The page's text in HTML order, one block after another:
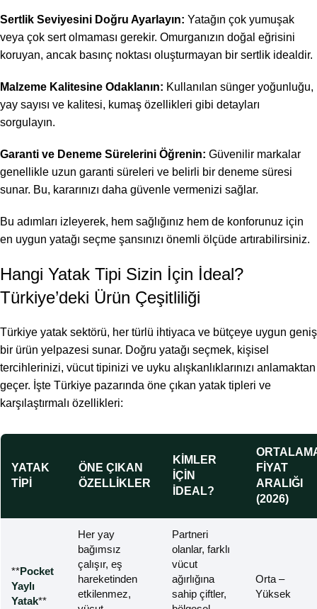
Sertlik Seviyesini Doğru Ayarlayın: Yatağın çok yumuşak
veya çok sert olmaması gerekir. Omurganızın doğal eğrisini
koruyan, ancak basınç noktası oluşturmayan bir sertlik idealdir.
Malzeme Kalitesine Odaklanın: Kullanılan sünger yoğunluğu,
yay sayısı ve kalitesi, kumaş özellikleri gibi detayları
sorgulayın.
Garanti ve Deneme Sürelerini Öğrenin: Güvenilir markalar
genellikle uzun garanti süreleri ve belirli bir deneme süresi
sunar. Bu, kararınızı daha güvenle vermenizi sağlar.
Bu adımları izleyerek, hem sağlığınız hem de konforunuz için
en uygun yatağı seçme şansınızı önemli ölçüde artırabilirsiniz.
Hangi Yatak Tipi Sizin İçin İdeal?
Türkiye’deki Ürün Çeşitliliği
Türkiye yatak sektörü, her türlü ihtiyaca ve bütçeye uygun geniş
bir ürün yelpazesi sunar. Doğru yatağı seçmek, kişisel
tercihlerinizi, vücut tipinizi ve uyku alışkanlıklarınızı anlamaktan
geçer. İşte Türkiye pazarında öne çıkan yatak tipleri ve
karşılaştırmalı özellikleri:
YATAK
TIPI
ÖNE ÇIKAN
ÖZELLIKLER
KIMLER
İÇIN
İDEAL?
FIYAT
ARALIĞI
(2026)
**Pocket
Yaylı
Yatak**
Her yay
bağımsız
çalışır, eş
hareketinden
etkilenmez,
Partneri
olanlar, farklı
vücut
ağırlığına
sahip çiftler,
Orta –
Yüksek